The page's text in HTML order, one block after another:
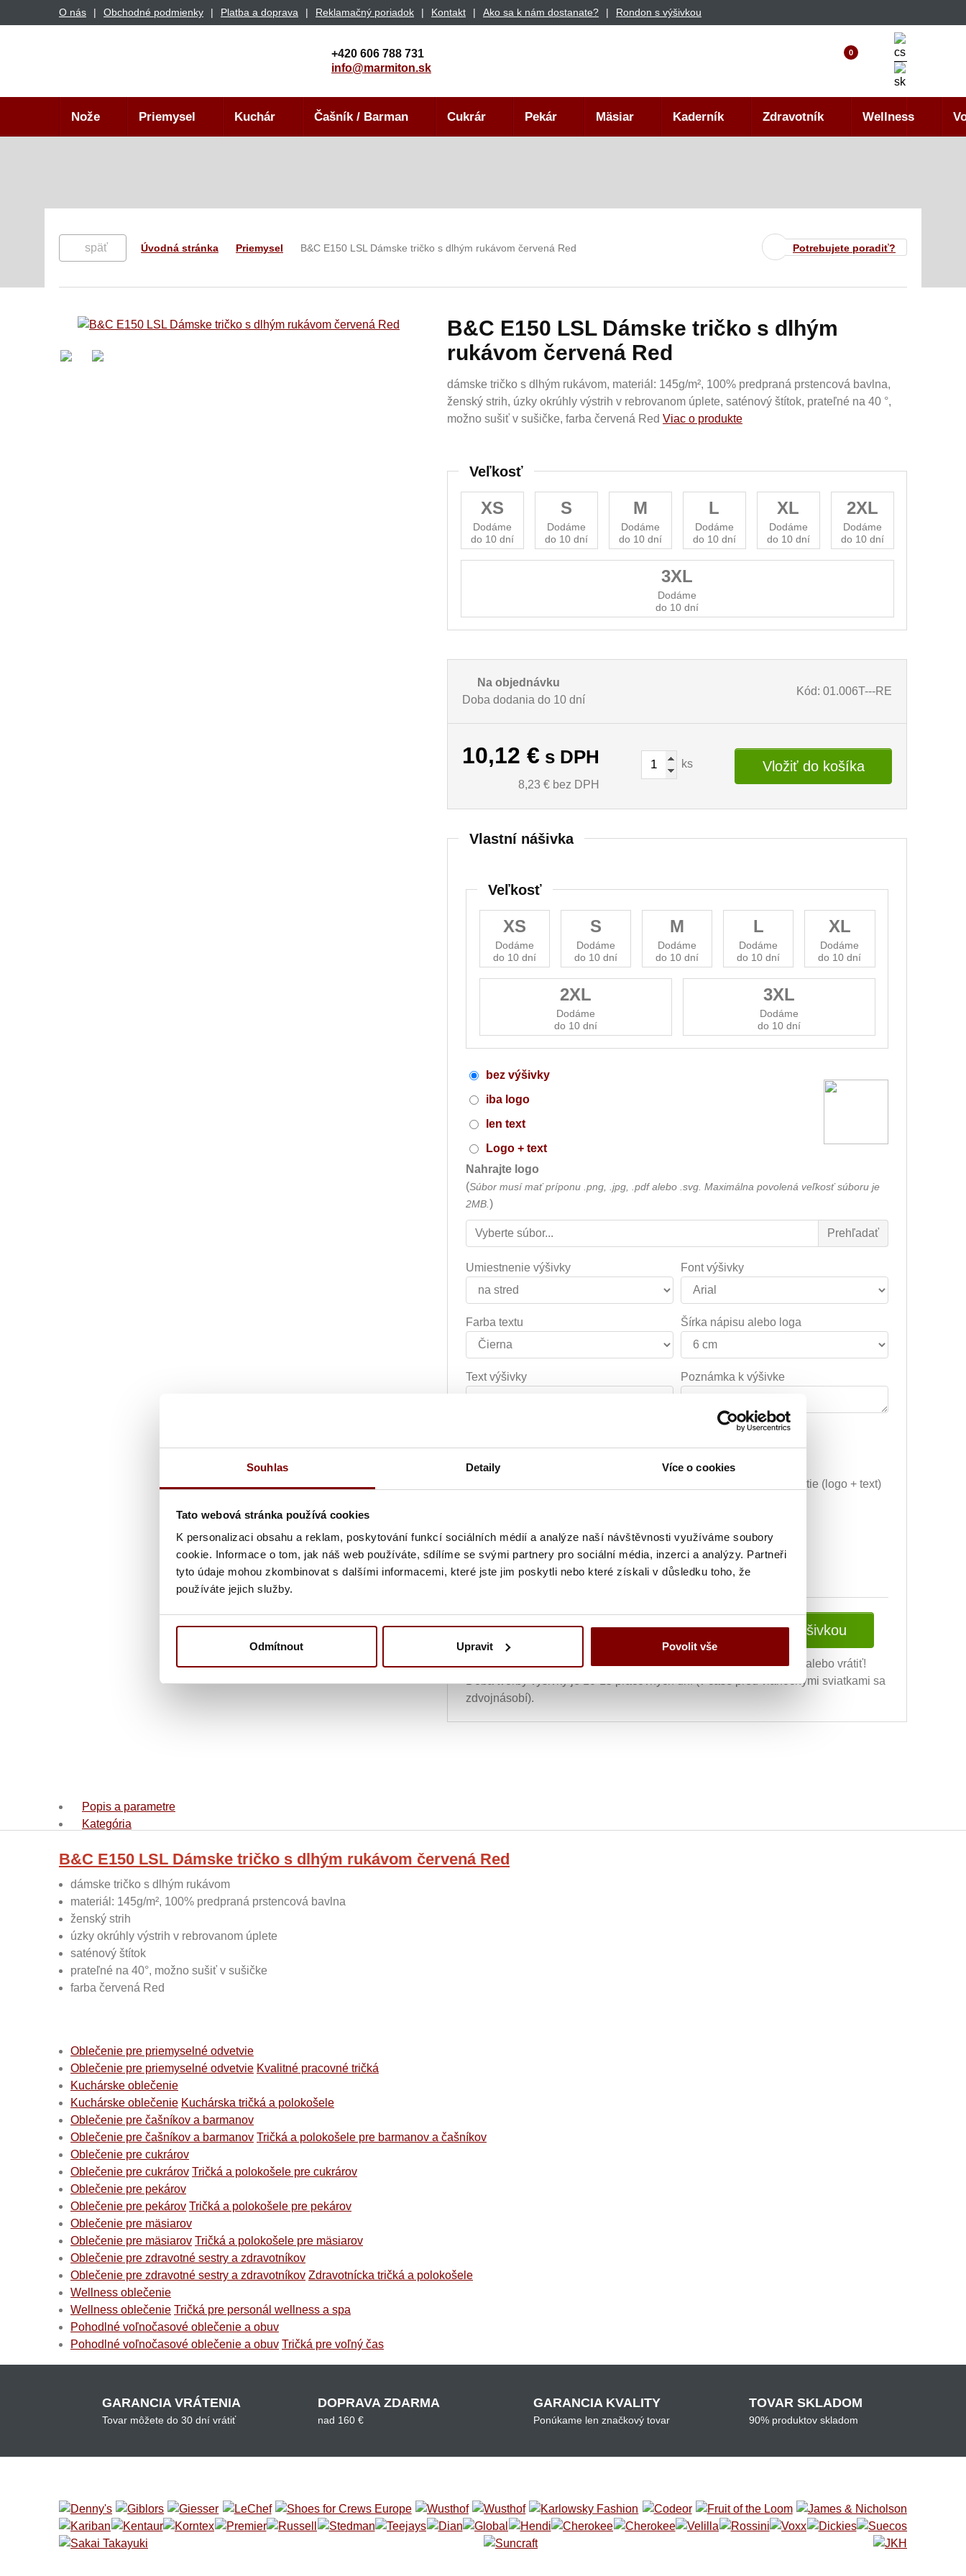
Souhlas Detaily Více o cookies
Tato webová stránka používá cookies
K personalizaci obsahu a reklam, poskytování funkcí sociálních médií a analýze naší návštěvnosti využíváme soubory
cookie. Informace o tom, jak náš web používáte, sdílíme se svými partnery pro sociální média, inzerci a analýzy. Partneři
tyto údaje mohou zkombinovat s dalšími informacemi, které jste jim poskytli nebo které získali v důsledku toho, že
používáte jejich služby.
Odmítnout Upravit Povolit vše
O nás Obchodné podmienky Platba a doprava Reklamačný poriadok Kontakt Ako sa k nám dostanate? Rondon s výšivkou
+420 606 788 731
info@marmiton.sk
0
Nože Priemysel Kuchár Čašník / Barman Cukrár Pekár Mäsiar Kaderník Zdravotník Wellness
Potrebujete poradiť?
späť Úvodná stránka Priemysel B&C E150 LSL Dámske tričko s dlhým rukávom červená Red
B&C E150 LSL Dámske tričko s dlhým
rukávom červená Red
dámske tričko s dlhým rukávom, materiál: 145g/m², 100% predpraná prstencová bavlna,
ženský strih, úzky okrúhly výstrih v rebrovanom úplete, saténový štítok, prateľné na 40 °,
možno sušiť v sušičke, farba červená Red Viac o produkte
Veľkosť
XS
Dodáme
do 10 dní
S
Dodáme
do 10 dní
M
Dodáme
do 10 dní
L
Dodáme
do 10 dní
XL
Dodáme
do 10 dní
2XL
Dodáme
do 10 dní
3XL
Dodáme
do 10 dní
Na objednávku
Doba dodania do 10 dní
Kód: 01.006T---RE
10,12 € s DPH
8,23 € bez DPH
ks Vložiť do košíka
Vlastní nášivka
Veľkosť
XS
Dodáme
do 10 dní
S
Dodáme
do 10 dní
M
Dodáme
do 10 dní
L
Dodáme
do 10 dní
XL
Dodáme
do 10 dní
2XL
Dodáme
do 10 dní
3XL
Dodáme
do 10 dní
bez výšivky
iba logo
len text
Logo + text
Nahrajte logo
(Súbor musí mať príponu .png, .jpg, .pdf alebo .svg. Maximálna povolená veľkosť súboru je
2MB. )
Umiestnenie výšivky Font výšivky
Farba textu Šírka nápisu alebo loga
Text výšivky Poznámka k výšivke
Grafická úprava a vyšitie (logo + text)
Ukážka textu:
10,12€ ks Vložiť do košíka s výšivkou
UPOZORNENIE- tovar po vytvorení výšivky nie je možné vymeniť alebo vrátiť!
Doba tvorby výšivky je 10-15 pracovných dní (v čase pred vianočnými sviatkami sa
zdvojnásobí).
Popis a parametre
Kategória
B&C E150 LSL Dámske tričko s dlhým rukávom červená Red
dámske tričko s dlhým rukávom
materiál: 145g/m², 100% predpraná prstencová bavlna
ženský strih
úzky okrúhly výstrih v rebrovanom úplete
saténový štítok
prateľné na 40°, možno sušiť v sušičke
farba červená Red
Oblečenie pre priemyselné odvetvie
Oblečenie pre priemyselné odvetvie Kvalitné pracovné tričká
Kuchárske oblečenie
Kuchárske oblečenie Kuchárska tričká a polokošele
Oblečenie pre čašníkov a barmanov
Oblečenie pre čašníkov a barmanov Tričká a polokošele pre barmanov a čašníkov
Oblečenie pre cukrárov
Oblečenie pre cukrárov Tričká a polokošele pre cukrárov
Oblečenie pre pekárov
Oblečenie pre pekárov Tričká a polokošele pre pekárov
Oblečenie pre mäsiarov
Oblečenie pre mäsiarov Tričká a polokošele pre mäsiarov
Oblečenie pre zdravotné sestry a zdravotníkov
Oblečenie pre zdravotné sestry a zdravotníkov Zdravotnícka tričká a polokošele
Wellness oblečenie
Wellness oblečenie Tričká pre personál wellness a spa
Pohodlné voľnočasové oblečenie a obuv
Pohodlné voľnočasové oblečenie a obuv Tričká pre voľný čas
GARANCIA VRÁTENIA
Tovar môžete do 30 dní vrátiť
DOPRAVA ZDARMA
nad 160 €
GARANCIA KVALITY
Ponúkame len značkový tovar
TOVAR SKLADOM
90% produktov skladom